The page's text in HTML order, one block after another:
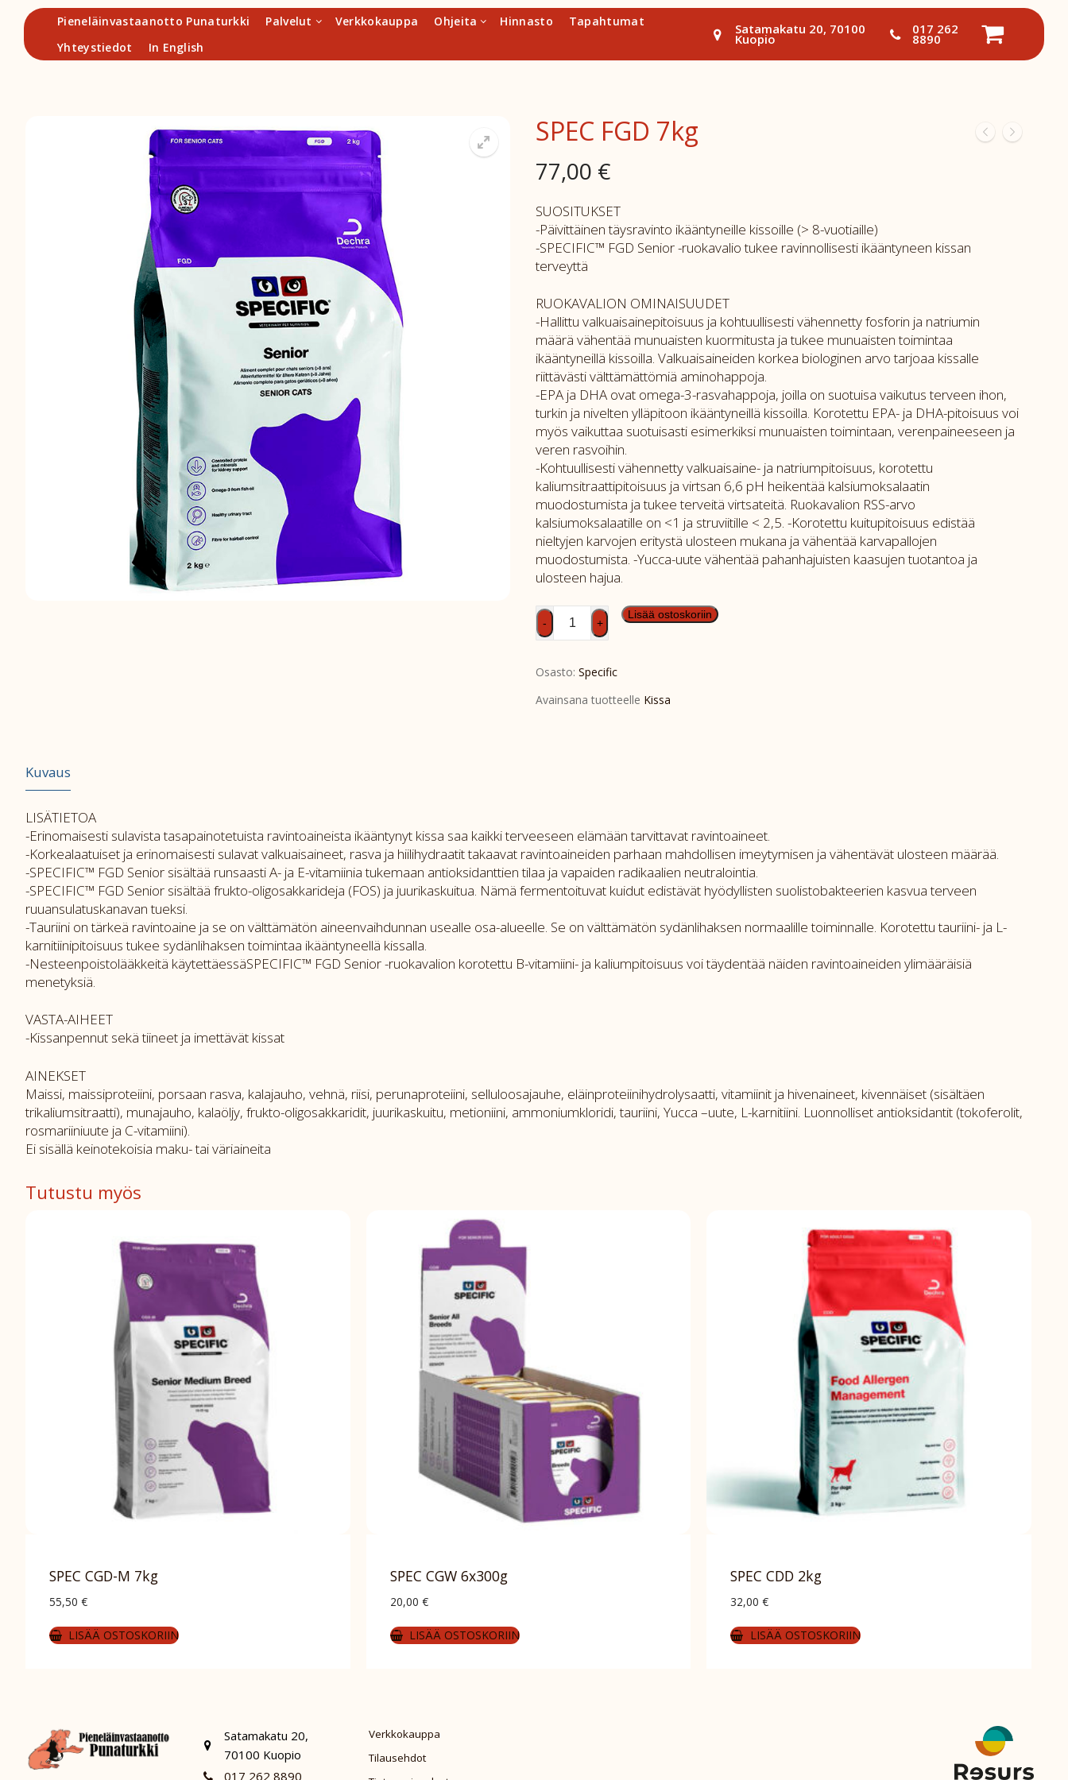
Hyppää
sisältöön
Pieneläinvastaanotto Punaturkki Palvelut Verkkokauppa Ohjeita Hinnasto
Tapahtumat
Yhteystiedot
In English
Satamakatu 20, 70100
Kuopio
017 262
8890
SPEC FGD 7kg
77,00 €
SUOSITUKSET
-Päivittäinen täysravinto ikääntyneille kissoille (> 8-vuotiaille)
-SPECIFIC™ FGD Senior -ruokavalio tukee ravinnollisesti ikääntyneen kissan
terveyttä
RUOKAVALION OMINAISUUDET
-Hallittu valkuaisainepitoisuus ja kohtuullisesti vähennetty fosforin ja natriumin
määrä vähentää munuaisten kuormitusta ja tukee munuaisten toimintaa
ikääntyneillä kissoilla. Valkuaisaineiden korkea biologinen arvo tarjoaa kissalle
riittävästi välttämättömiä aminohappoja.
-EPA ja DHA ovat omega-3-rasvahappoja, joilla on suotuisa vaikutus terveen ihon,
turkin ja nivelten ylläpitoon ikääntyneillä kissoilla. Korotettu EPA- ja DHA-pitoisuus voi
myös vaikuttaa suotuisasti esimerkiksi munuaisten toimintaan, verenpaineeseen ja
veren rasvoihin.
-Kohtuullisesti vähennetty valkuaisaine- ja natriumpitoisuus, korotettu
kaliumsitraattipitoisuus ja virtsan 6,6 pH heikentää kalsiumoksalaatin
muodostumista ja tukee terveitä virtsateitä. Ruokavalion RSS-arvo
kalsiumoksalaatille on <1 ja struviitille < 2,5. -Korotettu kuitupitoisuus edistää
nieltyjen karvojen eritystä ulosteen mukana ja vähentää karvapallojen
muodostumista. -Yucca-uute vähentää pahanhajuisten kaasujen tuotantoa ja
ulosteen hajua.
SPEC
FGD
määrä
- +
Lisää ostoskoriin
Osasto: Specific
Avainsana tuotteelle Kissa
Kuvaus
LISÄTIETOA
-Erinomaisesti sulavista tasapainotetuista ravintoaineista ikääntynyt kissa saa kaikki terveeseen elämään tarvittavat ravintoaineet.
-Korkealaatuiset ja erinomaisesti sulavat valkuaisaineet, rasva ja hiilihydraatit takaavat ravintoaineiden parhaan mahdollisen imeytymisen ja vähentävät ulosteen määrää.
-SPECIFIC™ FGD Senior sisältää runsaasti A- ja E-vitamiinia tukemaan antioksidanttien tilaa ja vapaiden radikaalien neutralointia.
-SPECIFIC™ FGD Senior sisältää frukto-oligosakkarideja (FOS) ja juurikaskuitua. Nämä fermentoituvat kuidut edistävät hyödyllisten suolistobakteerien kasvua terveen
ruuansulatuskanavan tueksi.
-Tauriini on tärkeä ravintoaine ja se on välttämätön aineenvaihdunnan usealle osa-alueelle. Se on välttämätön sydänlihaksen normaalille toiminnalle. Korotettu tauriini- ja L-
karnitiinipitoisuus tukee sydänlihaksen toimintaa ikääntyneellä kissalla.
-Nesteenpoistolääkkeitä käytettäessäSPECIFIC™ FGD Senior -ruokavalion korotettu B-vitamiini- ja kaliumpitoisuus voi täydentää näiden ravintoaineiden ylimääräisiä
menetyksiä.
VASTA-AIHEET
-Kissanpennut sekä tiineet ja imettävät kissat
AINEKSET
Maissi, maissiproteiini, porsaan rasva, kalajauho, vehnä, riisi, perunaproteiini, selluloosajauhe, eläinproteiinihydrolysaatti, vitamiinit ja hivenaineet, kivennäiset (sisältäen
trikaliumsitraatti), munajauho, kalaöljy, frukto-oligosakkaridit, juurikaskuitu, metioniini, ammoniumkloridi, tauriini, Yucca –uute, L-karnitiini. Luonnolliset antioksidantit (tokoferolit,
rosmariiniuute ja C-vitamiini).
Ei sisällä keinotekoisia maku- tai väriaineita
Tutustu myös
SPEC CGD-M 7kg
55,50 €
LISÄÄ OSTOSKORIIN
SPEC CGW 6x300g
20,00 €
LISÄÄ OSTOSKORIIN
SPEC CDD 2kg
32,00€
LISÄÄ OSTOSKORIIN
Satamakatu 20,
70100 Kuopio
017 262 8890
Verkkokauppa
Tilausehdot